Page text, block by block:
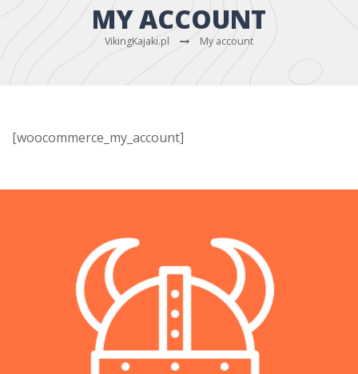
MY ACCOUNT
VikingKajaki.pl My account
[woocommerce_my_account]